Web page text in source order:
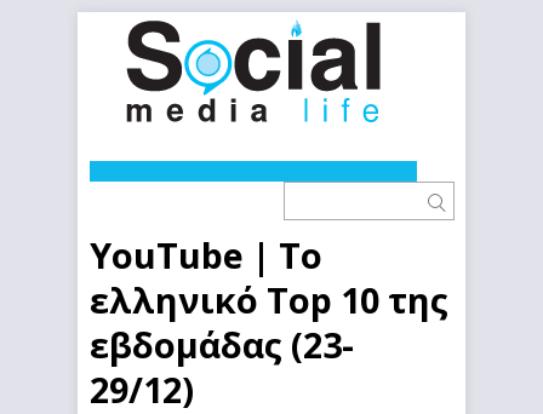
YouTube | Το
ελληνικό Top 10 της
εβδομάδας (23-
29/12)